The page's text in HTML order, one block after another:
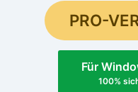
PRO-
Für
100%